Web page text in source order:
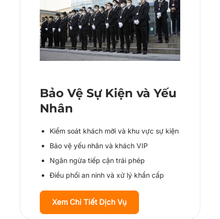
Bảo Vệ Sự Kiện và Yếu
Nhân
Kiểm soát khách mời và khu vực sự kiện
Bảo vệ yếu nhân và khách VIP
Ngăn ngừa tiếp cận trái phép
Điều phối an ninh và xử lý khẩn cấp
Xem Chi Tiết Dịch Vụ